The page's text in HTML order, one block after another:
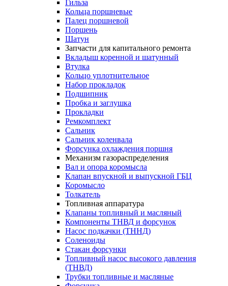
Гильза
Кольца поршневые
Палец поршневой
Поршень
Шатун
Запчасти для капитального ремонта
Вкладыш коренной и шатунный
Втулка
Кольцо уплотнительное
Набор прокладок
Подшипник
Пробка и заглушка
Прокладки
Ремкомплект
Сальник
Сальник коленвала
Форсунка охлаждения поршня
Механизм газораспределения
Вал и опора коромысла
Клапан впускной и выпускной ГБЦ
Коромысло
Толкатель
Топливная аппаратура
Клапаны топливный и масляный
Компоненты ТНВД и форсунок
Насос подкачки (ТННД)
Соленоиды
Стакан форсунки
Топливный насос высокого давления
(ТНВД)
Трубки топливные и масляные